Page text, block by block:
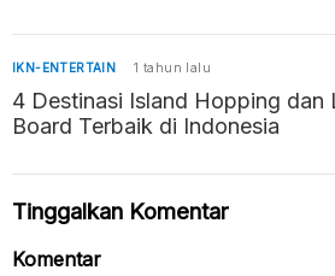
IKN-ENTERTAIN 1 tahun lalu
4 Destinasi Island Hopping dan
Board Terbaik di Indonesia
Tinggalkan Komentar
Komentar